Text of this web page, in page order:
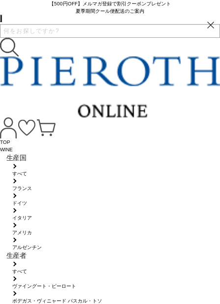
【500円OFF】メルマガ登録で割引クーポンプレゼント
夏季期間クール便配送のご案内
TOP
WINE
生産国
すべて
フランス
ドイツ
イタリア
アメリカ
アルゼンチン
生産者
すべて
ヴァイングート・ピーロート
ボデガス・ヴィニャード パスカル・トソ